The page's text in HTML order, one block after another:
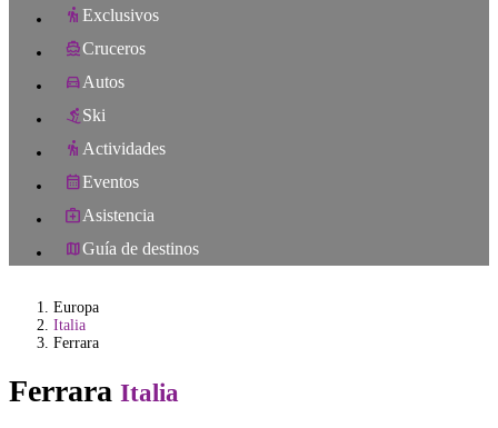
Exclusivos
Cruceros
Autos
Ski
Actividades
Eventos
Asistencia
Guía de destinos
Europa
Italia
Ferrara
Ferrara Italia